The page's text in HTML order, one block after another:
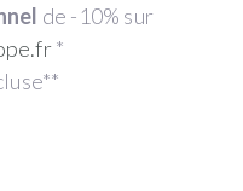
de -10% sur
*